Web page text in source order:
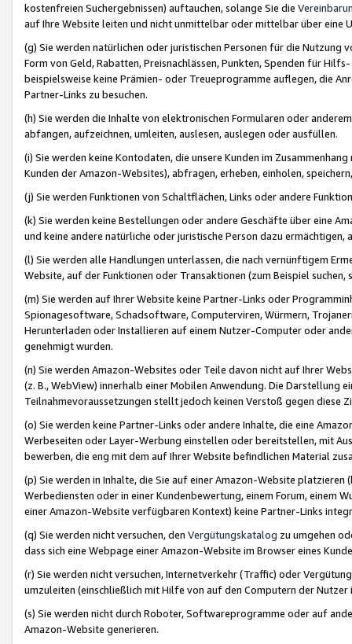
kostenfreien Suchergebnissen) auftauchen, solange Sie die
auf Ihre Website leiten und nicht unmittelbar oder mittelbar über eine
(g) Sie werden natürlichen oder juristischen Personen für die Nutzung
Form von Geld, Rabatten, Preisnachlässen, Punkten, Spenden für
beispielsweise keine Prämien- oder Treueprogramme auflegen, die
Partner-Links zu besuchen.
(h) Sie werden die Inhalte von elektronischen Formularen oder
abfangen, aufzeichnen, umleiten, auslesen, auslegen oder ausfüllen.
(i) Sie werden keine Kontodaten, die unsere Kunden im
Kunden der Amazon-Websites), abfragen, erheben, einholen,
(j) Sie werden Funktionen von Schaltflächen, Links oder andere
(k) Sie werden keine Bestellungen oder andere Geschäfte über eine
und keine andere natürliche oder juristische Person dazu
(l) Sie werden alle Handlungen unterlassen, die nach vernünftigem
Website, auf der Funktionen oder Transaktionen (zum Beispiel
(m) Sie werden auf Ihrer Website keine Partner-Links oder
Spionagesoftware, Schadsoftware, Computerviren, Würmern,
Herunterladen oder Installieren auf einem Nutzer-Computer oder
genehmigt wurden.
(n) Sie werden Amazon-Websites oder Teile davon nicht auf Ihrer
(z. B., WebView) innerhalb einer Mobilen Anwendung. Die Darstellung
Teilnahmevoraussetzungen stellt jedoch keinen Verstoß gegen diese
(o) Sie werden keine Partner-Links oder andere Inhalte, die eine
Werbeseiten oder Layer-Werbung einstellen oder bereitstellen, mit
bewerben, die eng mit dem auf Ihrer Website befindlichen Material
(p) Sie werden in Inhalte, die Sie auf einer Amazon-Website
Werbediensten oder in einer Kundenbewertung, einem Forum, einem
einer Amazon-Website verfügbaren Kontext) keine Partner-Links
(q) Sie werden nicht versuchen, den Vergütungskatalog zu umgehen
dass sich eine Webpage einer Amazon-Website im Browser eines
(r) Sie werden nicht versuchen, Internetverkehr (Traffic) oder
umzuleiten (einschließlich mit Hilfe von auf den Computern der
(s) Sie werden nicht durch Roboter, Softwareprogramme oder auf
Amazon-Website generieren.